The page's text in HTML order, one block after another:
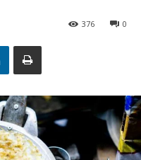
0
376